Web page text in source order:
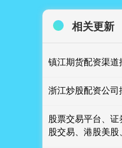
相关更新
镇江期货配资渠道
浙江炒股配资公
股票交易平台、
股交易、港股美